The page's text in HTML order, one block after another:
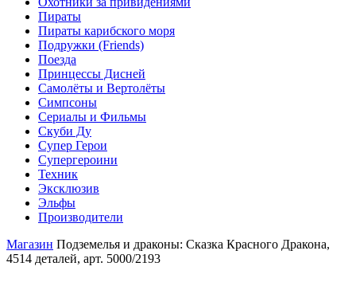
Пираты
Пираты карибского моря
Подружки (Friends)
Поезда
Принцессы Дисней
Самолёты и Вертолёты
Симпсоны
Сериалы и Фильмы
Скуби Ду
Супер Герои
Супергероини
Техник
Эксклюзив
Эльфы
Производители
Магазин Подземелья и драконы: Сказка Красного Дракона,
4514 деталей, арт. 5000/2193